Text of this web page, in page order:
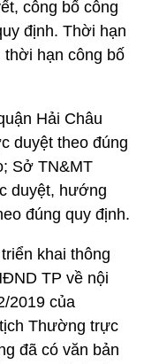
công bố công
định. Thời hạn
hạn công bố
Hải Châu
duyệt theo đúng
Sở TN&MT
duyệt, hướng
đúng quy định.
khai thông
TP về nội
2019 của
Thường trực
đã có văn bản